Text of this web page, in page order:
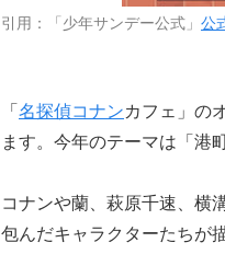
引用：「少年サンデー公式」 公
「 名探偵コナンカフェ」の
ます。今年のテーマは「港
コナンや蘭、萩原千速、横
包んだキャラクターたちが